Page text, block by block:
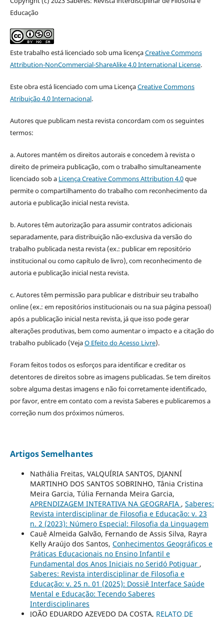
Educação
Este trabalho está licenciado sob uma licençaCreative Commons
Attribution-NonCommercial-ShareAlike 4.0 International License.
Este obra está licenciado com uma LicençaCreative Commons
Atribuição 4.0 Internacional.
Autores que publicam nesta revista concordam com os seguintes
termos:
a. Autores mantém os direitos autorais e concedem à revista o
direito de primeira publicação, com o trabalho simultaneamente
licenciado sob a Licença Creative Commons Attribution 4.0que
permite o compartilhamento do trabalho com reconhecimento da
autoria e publicação inicial nesta revista.
b. Autores têm autorização para assumir contratos adicionais
separadamente, para distribuição não-exclusiva da versão do
trabalho publicada nesta revista (ex.: publicar em repositório
institucional ou como capítulo de livro), com reconhecimento de
autoria e publicação inicial nesta revista.
c. Autores têm permissão para publicar e distribuir seu trabalho
online (ex.: em repositórios institucionais ou na sua página pessoal)
após a publicação inicial nesta revista, já que isso pode gerar
alterações produtivas, bem como aumentar o impacto e a citação do
trabalho publicado (VejaO Efeito do Acesso Livre).
Foram feitos todos os esforços para identificar e creditar os
detentores de direitos sobre as imagens publicadas. Se tem direitos
sobre alguma destas imagens e não foi corretamente identificado,
por favor, entre em contato com a revista Saberes e publicaremos a
correção num dos próximos números.
Artigos Semelhantes
Nathália Freitas, VALQUÍRIA SANTOS, DJANNÍ
MARTINHO DOS SANTOS SOBRINHO, Tânia Cristina
Meira Garcia, Túlia Fernanda Meira Garcia,
APRENDIZAGEM INTERATIVA NA GEOGRAFIA , Saberes:
Revista interdisciplinar de Filosofia e Educação: v. 23
n. 2 (2023): Número Especial: Filosofia da Linguagem
Cauê Almeida Galvão, Fernando de Assis Silva, Rayra
Kelly Araújo dos Santos, Conhecimentos Geográficos e
Práticas Educacionais no Ensino Infantil e
Fundamental dos Anos Iniciais no Seridó Potiguar ,
Saberes: Revista interdisciplinar de Filosofia e
Educação: v. 25 n. 01 (2025): Dossiê Interface Saúde
Mental e Educação: Tecendo Saberes
Interdisciplinares
JOÃO EDUARDO AZEVEDO DA COSTA, RELATO DE